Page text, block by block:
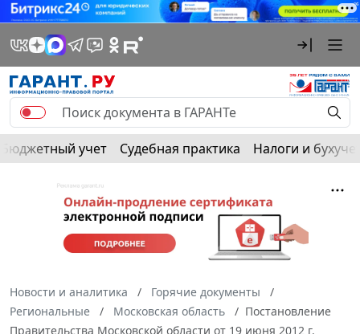
Бюджетный учет Судебная практика Налоги и
Новости и аналитика
Горячие документы
Региональные
Московская область
Постановление
Правительства Московской области от 19 июня 2012 г.